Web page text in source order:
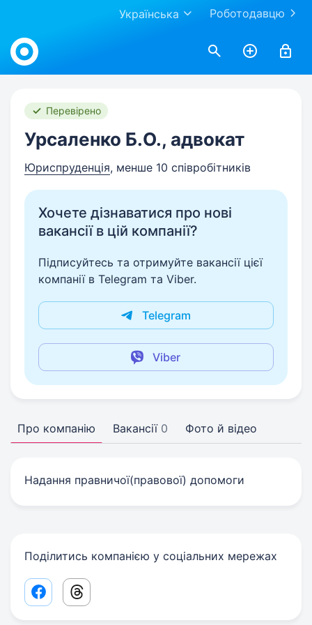
Роботодавцю
Українська
Work.ua
Перевірено
Урсаленко Б.О., адвокат
Юриспруденція, менше 10 співробітників
Хочете дізнаватися про нові
вакансії в цій компанії?
Підписуйтесь та отримуйте вакансії цієї
компанії в Telegram та Viber.
Telegram
Viber
Про компанію Вакансії 0 Фото й відео
Надання правничої(правової) допомоги
Поділитись компанією у соціальних мережах
Facebook share link
Threads share link